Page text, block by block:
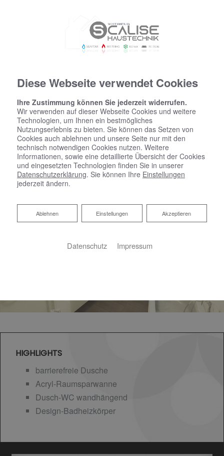
Startseite»Bad»Badinspiration & Musterbäder» Komfort-Bad 7 ㎡
Komfort-Bad 7 ㎡
HIGHLIGHTS
barrierefreie Dusche
Acryl-Raumsparwanne
Dusch-WC wandhängend
Design-Badheizkörper
Diese Webseite verwendet Cookies
Ihre Zustimmung können Sie jederzeit widerrufen.
Wir verwenden auf dieser Webseite Cookies und weitere
Technologien, um Ihnen ein bestmögliches
Nutzungserlebnis zu bieten. Sie können das Setzen von
Cookies auch ablehnen und unsere Seite nur mit den
technisch notwendigen Cookies nutzen. Weitere
Informationen, sowie eine detaillierte Übersicht der Cookies
und eingesetzten Technologien finden Sie in unserer
Datenschutzerklärung. Sie können Ihre Einstellungen
jederzeit ändern.
Akzeptieren
Einstellungen
Ablehnen
Ablehnen
Datenschutz Impressum